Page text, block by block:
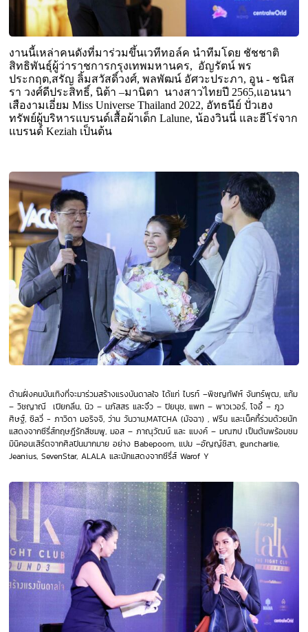
งานนี้เหล่าคนดังที่มาร่วมขึ้นเวทีทอล์ค นำทีมโดย ชัชชาติ
สิทธิพันธุ์ผู้ว่าราชการกรุงเทพมหานคร, อัญรัตน์ พร
ประกฤต,สรัญ ลิ้มสวัสดิ์วงศ์, พลพัฒน์ อัศวะประภา, อูน - ชนิส
รา วงศ์ดีประสิทธิ์, นิต้า –มานิตา นางสาวไทยปี 2565,แอนนา
เสืองามเอี่ยม Miss Universe Thailand 2022, อัทธนีย์ ปั่วเฮง
ทรัพย์ผู้บริหารแบรนด์เสื้อผ้าเด็ก Lalune, น้องวินนี่ และฮีโร่จาก
แบรนด์ Keziah เป็นต้น
ด้านฝั่งคนบันเทิงที่จะมาร่วมสร้างแรงบันดาลใจ ได้แก่ ไบรท์ –พิชญทัฬห์ จันทร์พุฒ, แก้ม
– วิชญาณี เปียกลิ่น, นิว – นภัสสร และจิ๋ว – ปิยนุช, แพท – พาวเวอร์, โจอี้ – ภูว
ศิษฐ์, ซิลวี่ - ภาวิดา มอริจจิ, ว่าน วันวาน,MATCHA(มัจฉา) , ฟรีน และเน็คกี้ร่วมด้วยนัก
แสดงจากซีรี่ส์ทฤษฎีรักสีชมพู, มอส – ภาณุวัฒน์ และ แบงค์ – มณฑป เป็นต้นพร้อมชม
มินิคอนเสิร์ตจากศิลปินมากมาย อย่าง Babepoom, แปม –อัญญ์ชิสา, guncharlie,
Jeanius, SevenStar, ALALA และนักแสดงจากซีรี่ส์ Warof Y